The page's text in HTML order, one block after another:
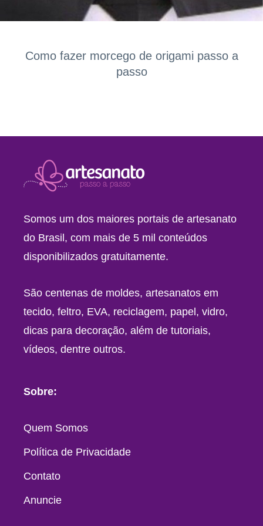
Como fazer morcego de origami passo a
passo
Somos um dos maiores portais de artesanato
do Brasil, com mais de 5 mil conteúdos
disponibilizados gratuitamente.
São centenas de moldes, artesanatos em
tecido, feltro, EVA, reciclagem, papel, vidro,
dicas para decoração, além de tutoriais,
vídeos, dentre outros.
Sobre:
Quem Somos
Política de Privacidade
Contato
Anuncie